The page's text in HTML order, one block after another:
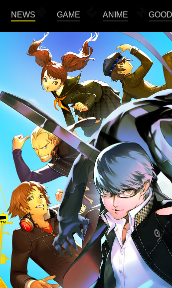
NEWS GAME ANIME